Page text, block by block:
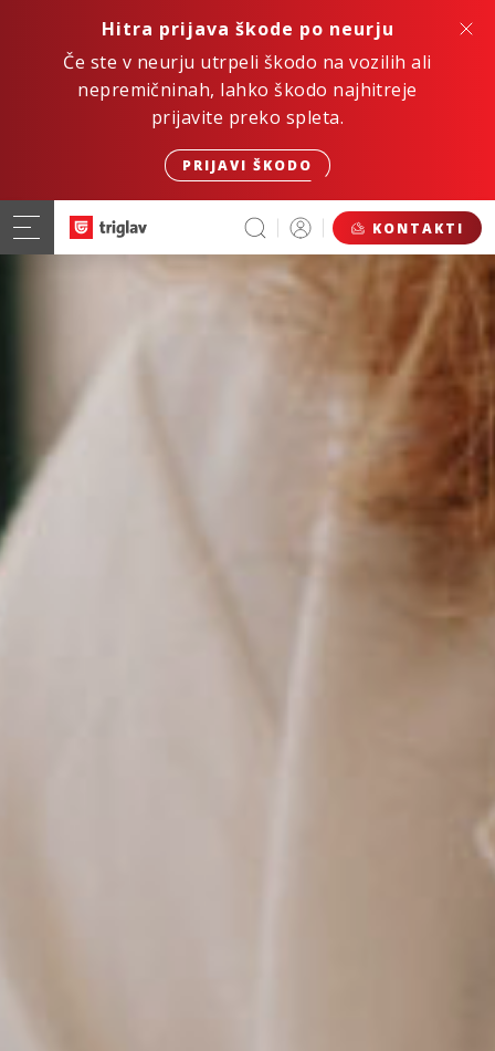
Hitra prijava škode po neurju
Če ste v neurju utrpeli škodo na vozilih ali
nepremičninah, lahko škodo najhitreje
prijavite preko spleta.
PRIJAVI ŠKODO
KONTAKTI